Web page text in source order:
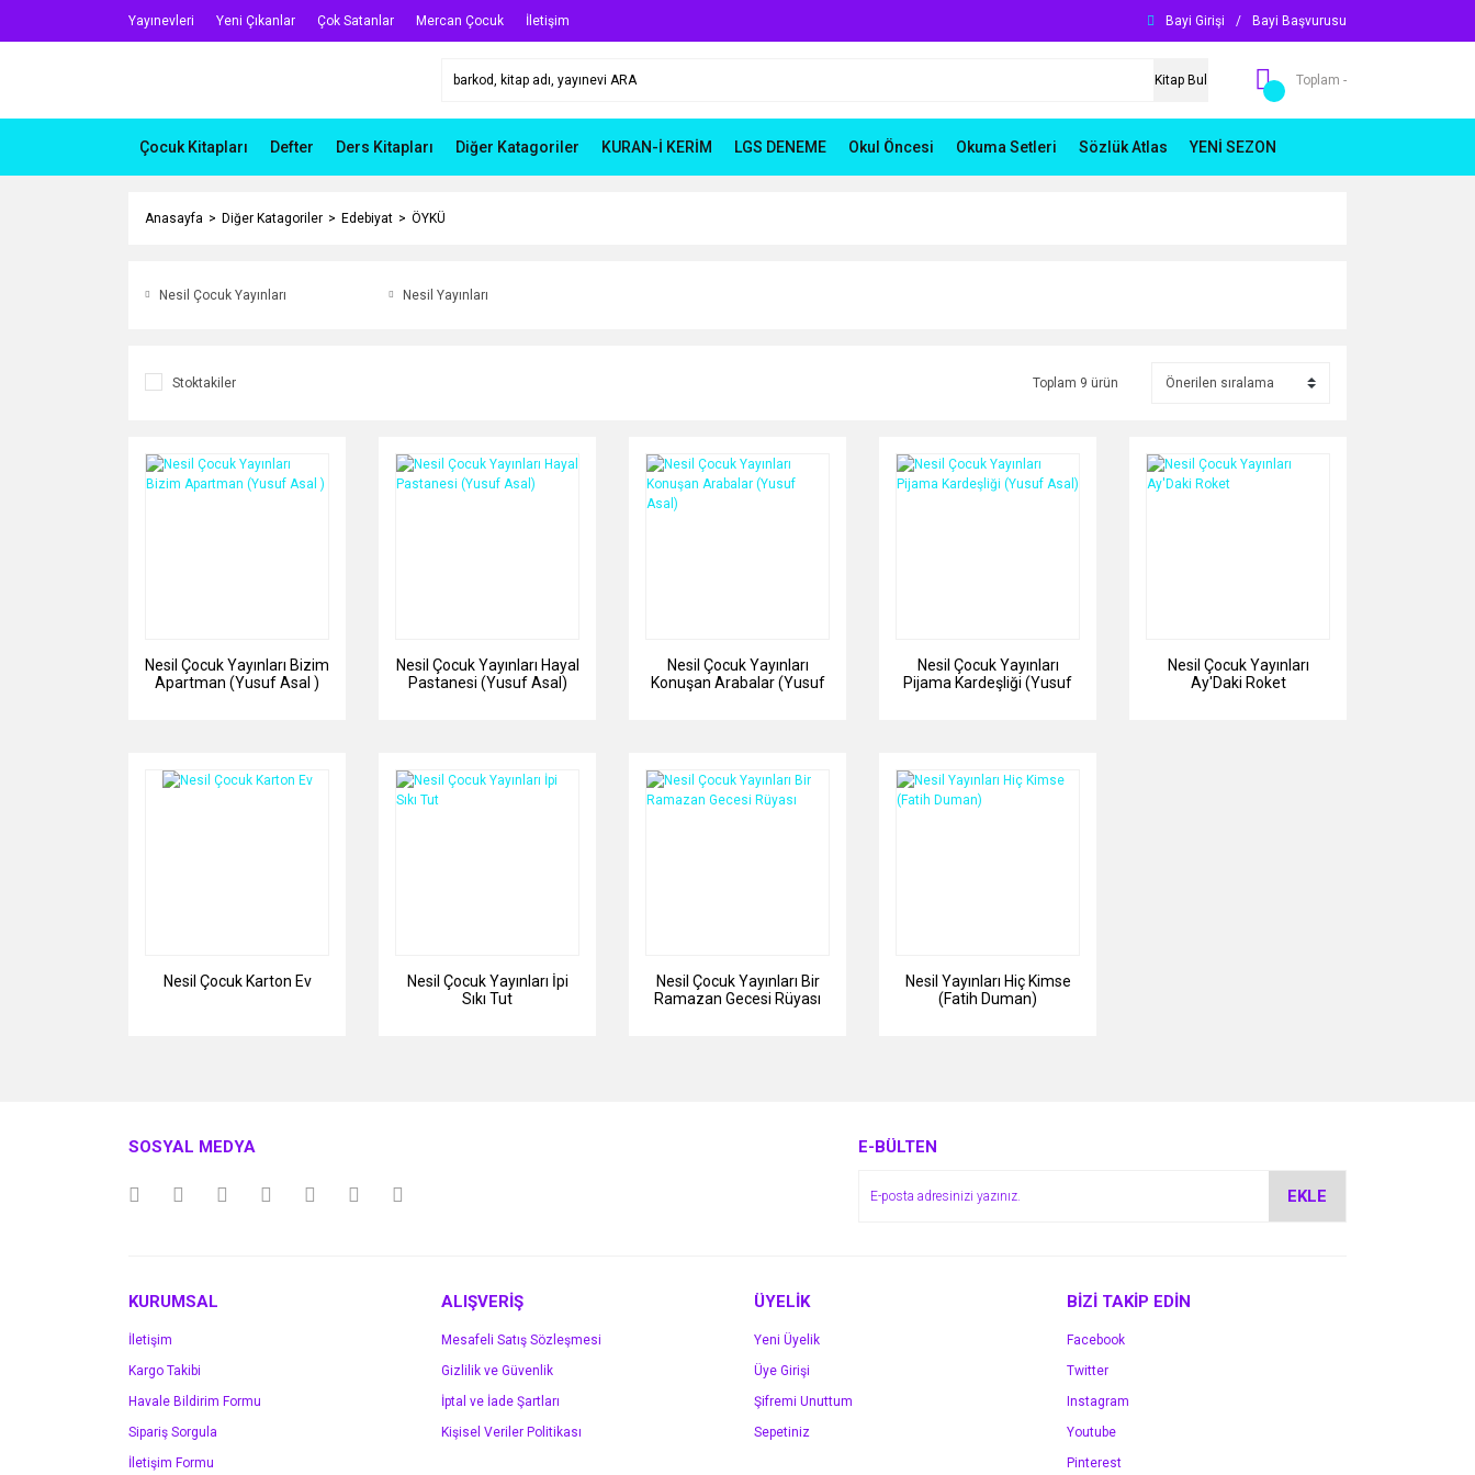
Yayınevleri Yeni Çıkanlar Çok Satanlar Mercan Çocuk İletişim Bayi Girişi / Bayi Başvurusu
Kitap Bul Toplam -
Çocuk Kitapları Defter Ders Kitapları Diğer Katagoriler KURAN-İ KERİM LGS DENEME Okul Öncesi Okuma Setleri Sözlük Atlas YENİ SEZON
Anasayfa Diğer Katagoriler Edebiyat ÖYKÜ
Nesil Çocuk Yayınları Nesil Yayınları
Stoktakiler Toplam 9 ürün
Nesil Çocuk Yayınları Bizim
Apartman (Yusuf Asal )
Nesil Çocuk Yayınları Hayal
Pastanesi (Yusuf Asal)
Nesil Çocuk Yayınları
Konuşan Arabalar (Yusuf
Nesil Çocuk Yayınları
Pijama Kardeşliği (Yusuf
Nesil Çocuk Yayınları
Ay'Daki Roket
Nesil Çocuk Karton Ev
Nesil Çocuk Yayınları İpi
Sıkı Tut
Nesil Çocuk Yayınları Bir
Ramazan Gecesi Rüyası
Nesil Yayınları Hiç Kimse
(Fatih Duman)
SOSYAL MEDYA E-BÜLTEN
EKLE
KURUMSAL
İletişim
Kargo Takibi
Havale Bildirim Formu
Sipariş Sorgula
İletişim Formu
ALIŞVERİŞ
Mesafeli Satış Sözleşmesi
Gizlilik ve Güvenlik
İptal ve İade Şartları
Kişisel Veriler Politikası
ÜYELİK
Yeni Üyelik
Üye Girişi
Şifremi Unuttum
Sepetiniz
BİZİ TAKİP EDİN
Facebook
Twitter
Instagram
Youtube
Pinterest